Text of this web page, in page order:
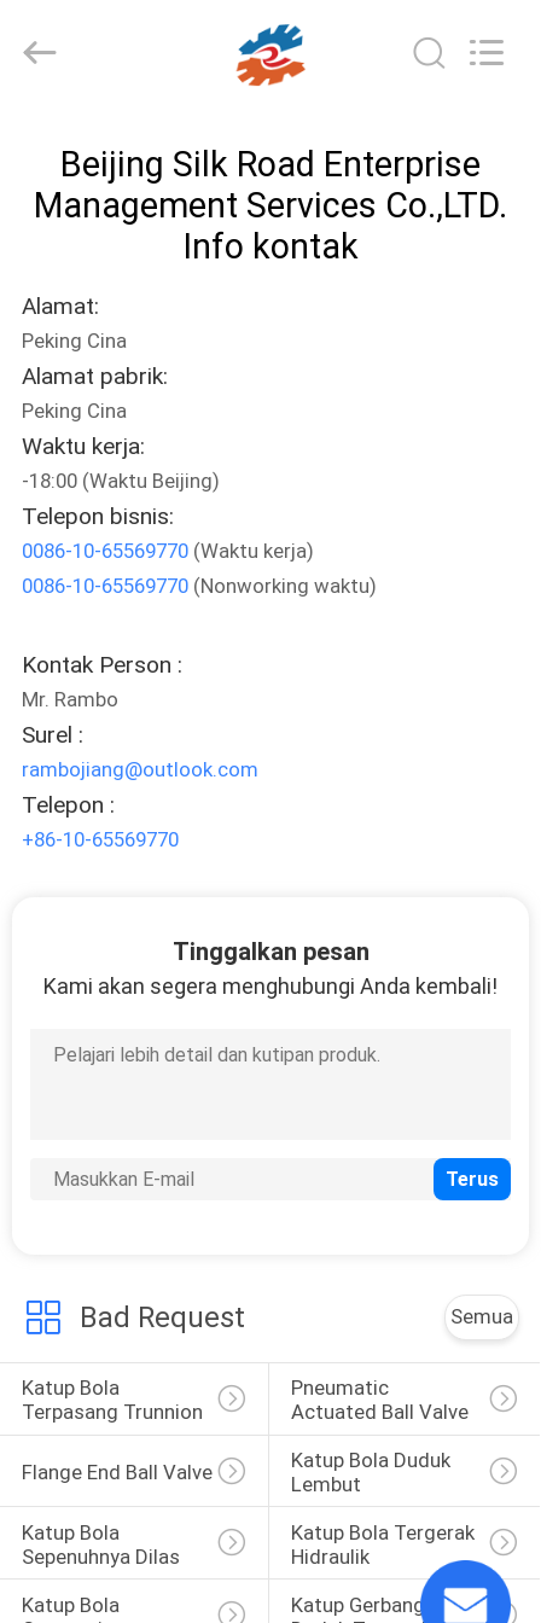
PRODUK
TENTANG
KITA
WISATA
PABRIK
KONTROL
HUBUNGI
KAMI
BLOG
SUATU
SITEMAP
PRIVASI
Enterprise
Management
Beijing Silk Road Enterprise
Management Services Co.,LTD.
Info kontak
Alamat:
Peking Cina
Alamat pabrik:
Peking Cina
Waktu kerja:
-18:00 (Waktu Beijing)
Telepon bisnis:
0086-10-65569770(Waktu kerja)
0086-10-65569770(Nonworking waktu)
Kontak Person :
Mr. Rambo
Surel :
rambojiang@outlook.com
Telepon :
+86-10-65569770
Tinggalkan pesan
Kami akan segera menghubungi Anda kembali!
Bad Request Semua
Katup Bola
Terpasang Trunnion
Pneumatic
Actuated Ball Valve
Flange End Ball Valve
Katup Bola Duduk
Lembut
Katup Bola
Sepenuhnya Dilas
Katup Bola Tergerak
Hidraulik
Katup Bola
Katup Gerbang